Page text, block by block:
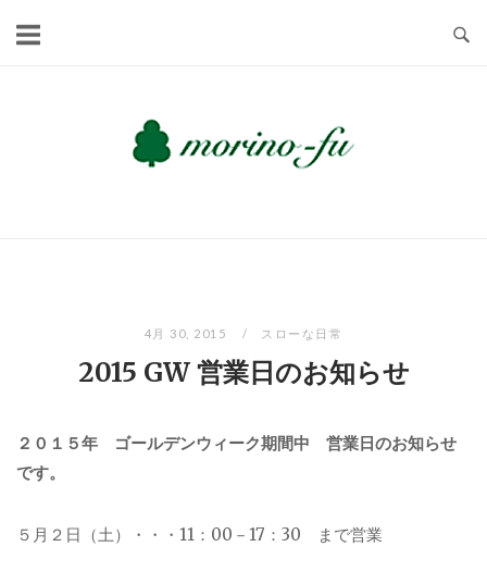
4月 30, 2015 スローな日常
2015 GW 営業日のお知らせ
２０１５年 ゴールデンウィーク期間中 営業日のお知らせ
です。
５月２日（土）・・・11：00－17：30 まで営業